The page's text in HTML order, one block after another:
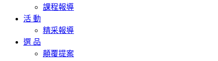
課程報導
活 動
精采報導
選 品
顛覆提案